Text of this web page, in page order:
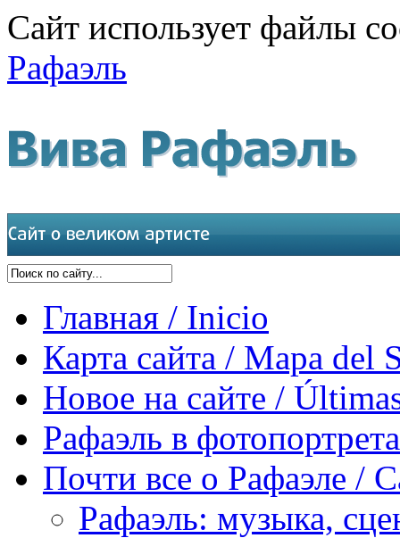
Сайт использует файлы
Рафаэль
Главная / Inicio
Карта сайта / Mapa del
Новое на сайте /
Рафаэль в
Почти все о Рафаэле /
Рафаэль: музыка,